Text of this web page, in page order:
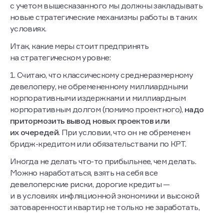
с учетом вышесказанного мы должны закладывать
новые стратегические механизмы работы в таких
условиях.
Итак, какие меры стоит предпринять
на стратегическом уровне:
1. Считаю, что классическому среднеразмерному
девелоперу, не обремененному миллиардными
корпоративными издержками и миллиардным
корпоративным долгом (помимо проектного), надо
притормозить вывод новых проектов или
их очередей. При условии, что он не обременен
бридж-кредитом или обязательствами по КРТ.
Иногда не делать что-то прибыльнее, чем делать.
Можно наработаться, взять на себя все
девелоперские риски, дорогие кредиты —
и в условиях инфляционной экономики и высокой
затоваренности квартир не только не заработать,